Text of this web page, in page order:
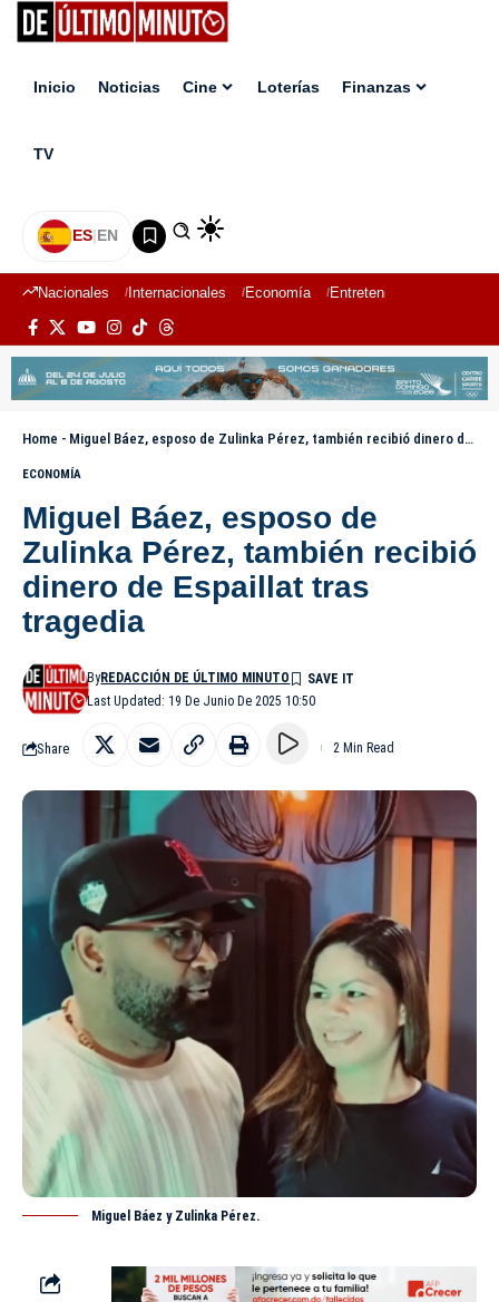
Inicio Noticias Cine Loterías Finanzas
TV
ES|EN
Nacionales Internacionales Economía Entretenimiento
Home - Miguel Báez, esposo de Zulinka Pérez, también recibió dinero de Espaillat tras tragedia
ECONOMÍA
Miguel Báez, esposo de
Zulinka Pérez, también recibió
dinero de Espaillat tras
tragedia
Last Updated: 19 De Junio De 2025 10:50
ByREDACCIÓN DE ÚLTIMO MINUTO
Share 2 Min Read
Miguel Báez y Zulinka Pérez.